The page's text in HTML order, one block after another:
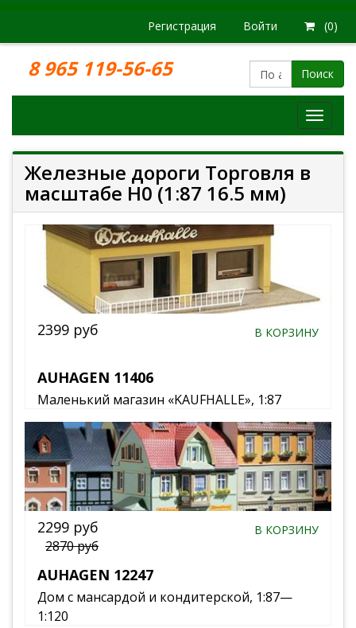
Регистрация Войти (0)
8 965 119-56-65 Поиск
Модели
дорог
Железные дороги Торговля в
масштабе H0 (1:87 16.5 мм)
AUHAGEN 11406
Маленький магазин «KAUFHALLE», 1:87
2399 руб В КОРЗИНУ
AUHAGEN 12247
Дом с мансардой и кондитерской, 1:87—
1:120
2299 руб
2870 руб
В КОРЗИНУ